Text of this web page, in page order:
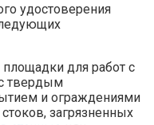
удостоверения
для работ с
твердым
и ограждениями
загрязненных